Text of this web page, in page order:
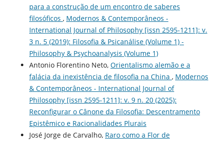
para a construção de um encontro de saberes
filosóficos , Modernos & Contemporâneos -
International Journal of Philosophy [issn 2595-1211]: v.
3 n. 5 (2019): Filosofia & Psicanálise (Volume 1) -
Philosophy & Psychoanalysis (Volume 1)
Antonio Florentino Neto, Orientalismo alemão e a
falácia da inexistência de filosofia na China , Modernos
& Contemporâneos - International Journal of
Philosophy [issn 2595-1211]: v. 9 n. 20 (2025):
Reconfigurar o Cânone da Filosofia: Descentramento
Epistêmico e Racionalidades Plurais
José Jorge de Carvalho, Raro como a Flor de